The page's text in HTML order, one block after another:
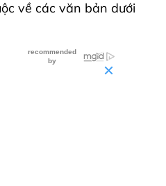
về các văn bản dưới